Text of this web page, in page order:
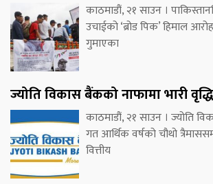
काठमाडौं, २१ साउन ।
उचाईको ‘ब्रोड पिक’ हिमाल
गुमाएका
ज्योति विकास बैंकको नाफामा भारी वृद्धि
काठमाडौं, २१ साउन । ज्योति
गत आर्थिक वर्षको चौथो
वित्तीय